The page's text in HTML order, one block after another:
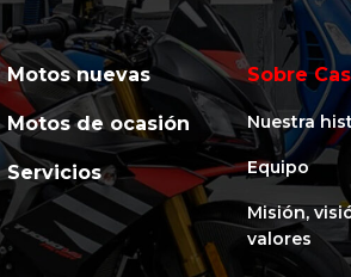
Motos nuevas
Motos de ocasión
Servicios
Sobre
Nuestra
Equipo
Misión,
valores